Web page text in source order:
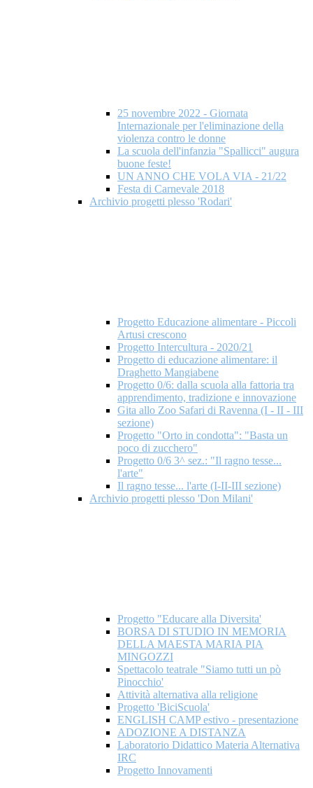
25 novembre 2022 - Giornata
Internazionale per l'eliminazione della
violenza contro le donne
La scuola dell'infanzia "Spallicci" augura
buone feste!
UN ANNO CHE VOLA VIA - 21/22
Festa di Carnevale 2018
Archivio progetti plesso 'Rodari'
Progetto Educazione alimentare - Piccoli
Artusi crescono
Progetto Intercultura - 2020/21
Progetto di educazione alimentare: il
Draghetto Mangiabene
Progetto 0/6: dalla scuola alla fattoria tra
apprendimento, tradizione e innovazione
Gita allo Zoo Safari di Ravenna (I - II - III
sezione)
Progetto "Orto in condotta": "Basta un
poco di zucchero"
Progetto 0/6 3^ sez.: "Il ragno tesse...
l'arte"
Il ragno tesse... l'arte (I-II-III sezione)
Archivio progetti plesso 'Don Milani'
Progetto "Educare alla Diversita'
BORSA DI STUDIO IN MEMORIA
DELLA MAESTA MARIA PIA
MINGOZZI
Spettacolo teatrale "Siamo tutti un pò
Pinocchio'
Attività alternativa alla religione
Progetto 'BiciScuola'
ENGLISH CAMP estivo - presentazione
ADOZIONE A DISTANZA
Laboratorio Didattico Materia Alternativa
IRC
Progetto Innovamenti